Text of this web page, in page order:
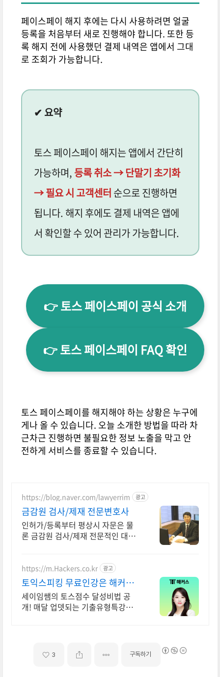
페이스페이 해지 후에는 다시 사용하려면 얼굴
등록을 처음부터 새로 진행해야 합니다. 또한 등
록 해지 전에 사용했던 결제 내역은 앱에서 그대
로 조회가 가능합니다.
✔ 요약
토스 페이스페이 해지는 앱에서 간단히
가능하며, 등록 취소 → 단말기 초기화
→ 필요 시 고객센터 순으로 진행하면
됩니다. 해지 후에도 결제 내역은 앱에
서 확인할 수 있어 관리가 가능합니다.
👉 토스 페이스페이 공식 소개
👉 토스 페이스페이 FAQ 확인
토스 페이스페이를 해지해야 하는 상황은 누구에
게나 올 수 있습니다. 오늘 소개한 방법을 따라 차
근차근 진행하면 불필요한 정보 노출을 막고 안
전하게 서비스를 종료할 수 있습니다.
https://blog.naver.com/lawyerrim 광고
금감원 검사/제재 전문변호사
인허가/등록부터 평상시 자문은 물
론 금감원 검사/제재 전문적인 대응/
전문가협업가능
https://m.Hackers.co.kr 광고
토익스피킹 무료인강은 해커스
토스 자료집도 무료다
세이임쌤의 토스점수 달성비법 공
개! 매달 업뎃되는 기출유형특강으
3 구독하기